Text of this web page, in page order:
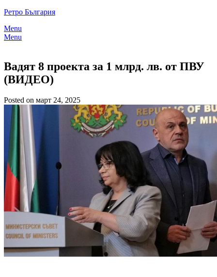
Skip
content
Ретро България
Menu
Menu
Вадят 8 проекта за 1 млрд. лв. от ПВУ
(ВИДЕО)
Posted on март 24, 2025